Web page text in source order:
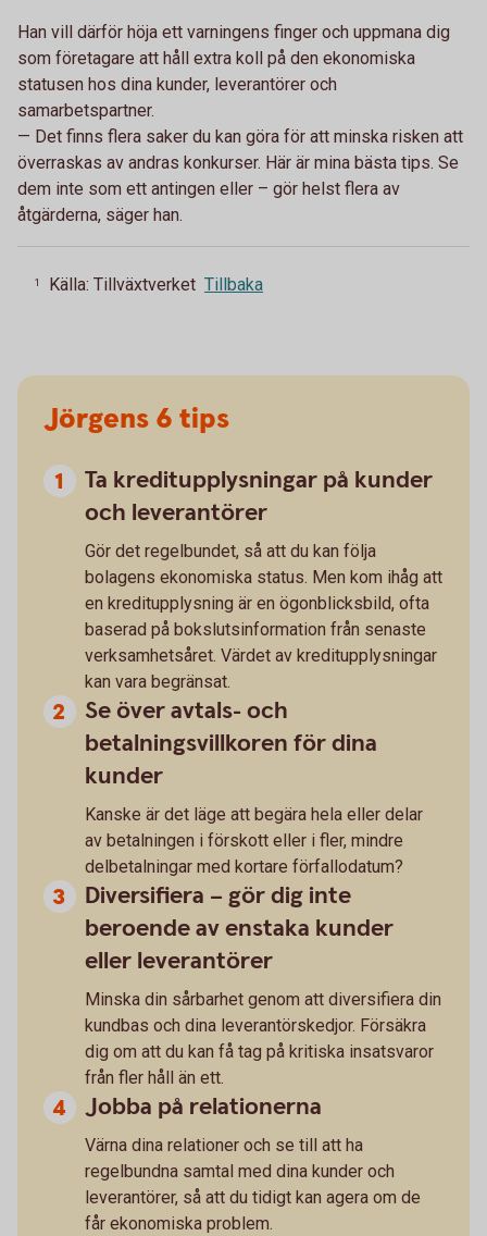
Han vill därför höja ett varningens finger och uppmana dig
som företagare att håll extra koll på den ekonomiska
statusen hos dina kunder, leverantörer och
samarbetspartner.
— Det finns flera saker du kan göra för att minska risken att
överraskas av andras konkurser. Här är mina bästa tips. Se
dem inte som ett antingen eller – gör helst flera av
åtgärderna, säger han.
1 Källa: Tillväxtverket Tillbaka
Jörgens 6 tips
Ta kreditupplysningar på kunder
och leverantörer
Gör det regelbundet, så att du kan följa
bolagens ekonomiska status. Men kom ihåg att
en kreditupplysning är en ögonblicksbild, ofta
baserad på bokslutsinformation från senaste
verksamhetsåret. Värdet av kreditupplysningar
kan vara begränsat.
Se över avtals- och
betalningsvillkoren för dina
kunder
Kanske är det läge att begära hela eller delar
av betalningen i förskott eller i fler, mindre
delbetalningar med kortare förfallodatum?
Diversifiera – gör dig inte
beroende av enstaka kunder
eller leverantörer
Minska din sårbarhet genom att diversifiera din
kundbas och dina leverantörskedjor. Försäkra
dig om att du kan få tag på kritiska insatsvaror
från fler håll än ett.
Jobba på relationerna
Värna dina relationer och se till att ha
regelbundna samtal med dina kunder och
leverantörer, så att du tidigt kan agera om de
får ekonomiska problem.